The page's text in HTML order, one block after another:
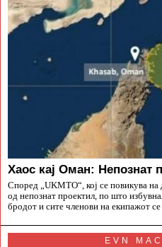
Хаос кај Оман: Непознат
Според „UKMTO“, кој се повикува
од непознат проектил, по што
бродот и сите членови на екипажот се
EVN